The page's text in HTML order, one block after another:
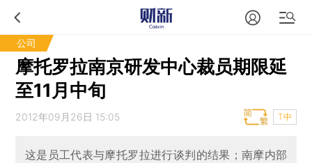
公司
摩托罗拉南京研发中心裁员期限延
至11月中旬
2012年09月26日 15:05 T中
这是员工代表与摩托罗拉进行谈判的结果；南摩内部